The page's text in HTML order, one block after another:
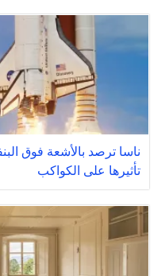
ناسا ترصد بالأشعة فوق
تأثيرها على الكواكب